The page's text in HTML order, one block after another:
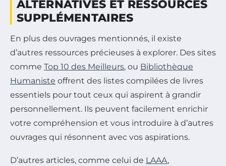
ALTERNATIVES ET RESSOURCES
SUPPLÉMENTAIRES
En plus des ouvrages mentionnés, il existe
d’autres ressources précieuses à explorer. Des sites
comme Top 10 des Meilleurs, ou Bibliothèque
Humaniste offrent des listes compilées de livres
essentiels pour tout ceux qui aspirent à grandir
personnellement. Ils peuvent facilement enrichir
votre compréhension et vous introduire à d’autres
ouvrages qui résonnent avec vos aspirations.
D’autres articles, comme celui de LAAA,